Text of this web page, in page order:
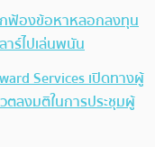
ฟ้องข้อหาหลอกลงทุน
ร์ไปเล่นพนัน
Services เปิดทางผู้
ตลงมติในการประชุมผู้